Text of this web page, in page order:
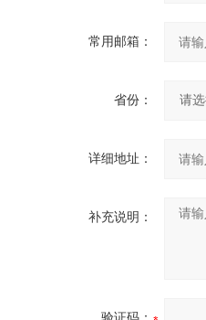
常用邮箱：
省份：
详细地址：
补充说明：